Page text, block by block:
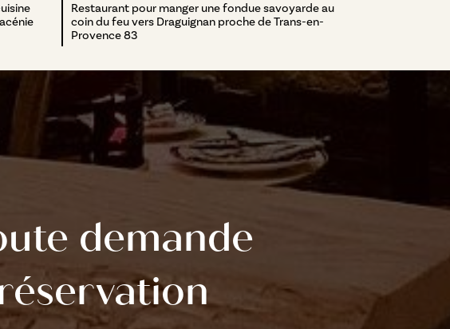
Restaurant pour manger une fondue savoyarde au
coin du feu vers Draguignan proche de Trans-en-
Provence 83
demande